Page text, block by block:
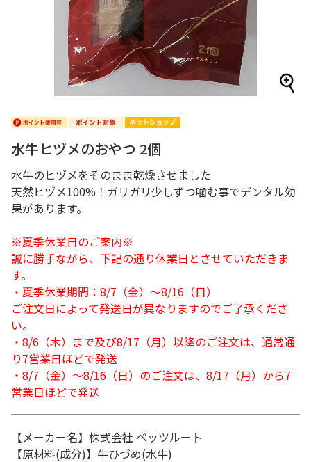
水牛ヒヅメのおやつ 2個
水牛のヒヅメをそのまま乾燥させました
天然ヒヅメ100%！ガリガリ少しずつ噛む事でデンタル効
果があります。
※夏季休業日のご案内※
誠に勝手ながら、下記の通り休業日とさせていただきま
す。
・夏季休業期間：8/7（金）～8/16（日）
ご注文日によって発送日が異なりますのでご了承くださ
い。
・8/6（木）まで及び8/17（月）以降のご注文は、通常通
り7営業日ほどで発送
・8/7（金）～8/16（日）のご注文は、8/17（月）から7
営業日ほどで発送
【メーカー名】株式会社 ペッツルート
【原材料(成分)】牛ひづめ(水牛)